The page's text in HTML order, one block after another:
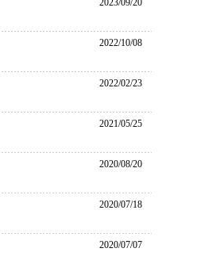
2023/09/20
2022/10/08
2022/02/23
2021/05/25
2020/08/20
2020/07/18
2020/07/07